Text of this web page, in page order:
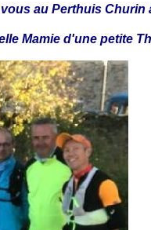
au Perthuis Churin
Mamie d'une petite